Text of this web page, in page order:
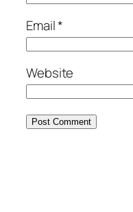
Email*
Website